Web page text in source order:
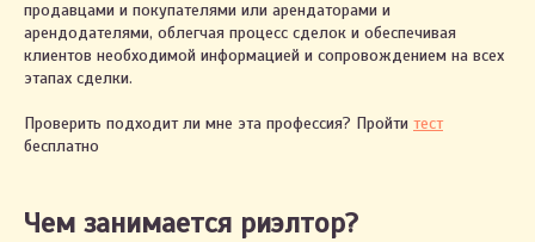
продавцами и покупателями или арендаторами и
арендодателями, облегчая процесс сделок и обеспечивая
клиентов необходимой информацией и сопровождением на всех
этапах сделки.
Проверить подходит ли мне эта профессия? Пройти тест
бесплатно
Чем занимается риэлтор?